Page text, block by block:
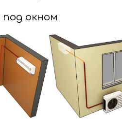
под окном